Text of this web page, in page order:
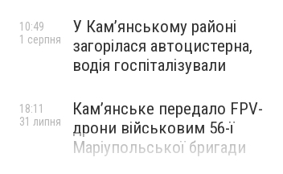
У Кам’янському районі
загорілася автоцистерна,
водія госпіталізували
10:49
1 серпня
Кам’янське передало FPV-
дрони військовим 56-ї
Маріупольської бригади
18:11
31 липня